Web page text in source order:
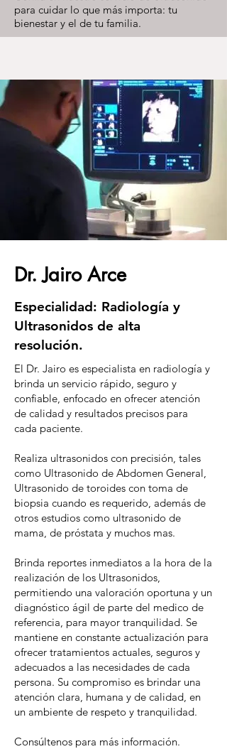
para cuidar lo que más importa: tu
bienestar y el de tu familia.
Dr. Jairo Arce
Especialidad: Radiología y
Ultrasonidos de alta
resolución.
El Dr. Jairo es especialista en radiología y
brinda un servicio rápido, seguro y
confiable, enfocado en ofrecer atención
de calidad y resultados precisos para
cada paciente.
Realiza ultrasonidos con precisión, tales
como Ultrasonido de Abdomen General,
Ultrasonido de toroides con toma de
biopsia cuando es requerido, además de
otros estudios como ultrasonido de
mama, de próstata y muchos mas.
Brinda reportes inmediatos a la hora de la
realización de los Ultrasonidos,
permitiendo una valoración oportuna y un
diagnóstico ágil de parte del medico de
referencia, para mayor tranquilidad. Se
mantiene en constante actualización para
ofrecer tratamientos actuales, seguros y
adecuados a las necesidades de cada
persona. Su compromiso es brindar una
atención clara, humana y de calidad, en
un ambiente de respeto y tranquilidad.
Consúltenos para más información.